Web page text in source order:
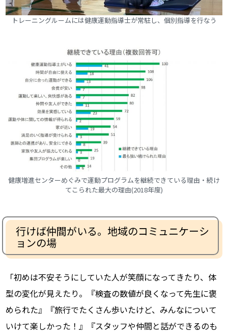
トレーニングルームには健康運動指導士が常駐し、個別指導を行なう
健康増進センターめぐみで運動プログラムを継続できている理由・続け
てこられた最大の理由(2018年度)
行けば仲間がいる。地域のコミュニケーシ
ョンの場
「初めは不安そうにしていた人が笑顔になってきたり、体
型の変化が見えたり。『検査の数値が良くなって先生に褒
められた』『旅行でたくさん歩いたけど、みんなについて
いけて楽しかった！』『スタッフや仲間と話ができるのも